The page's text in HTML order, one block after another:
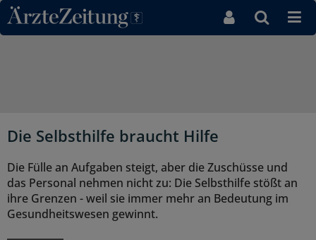
Direkt zum Inhaltsbereich
Die Selbsthilfe braucht Hilfe
Die Fülle an Aufgaben steigt, aber die Zuschüsse und
das Personal nehmen nicht zu: Die Selbsthilfe stößt an
ihre Grenzen - weil sie immer mehr an Bedeutung im
Gesundheitswesen gewinnt.